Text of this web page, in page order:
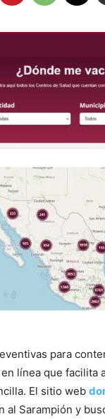
para
línea que
El sitio web
al Sarampión y